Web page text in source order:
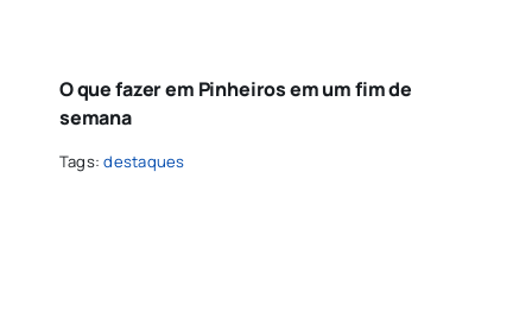
O que fazer em Pinheiros em um fim de
semana
Tags:destaques